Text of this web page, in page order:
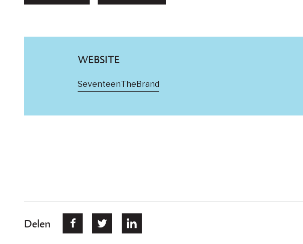
WEBSITE
SeventeenTheBrand
Delen